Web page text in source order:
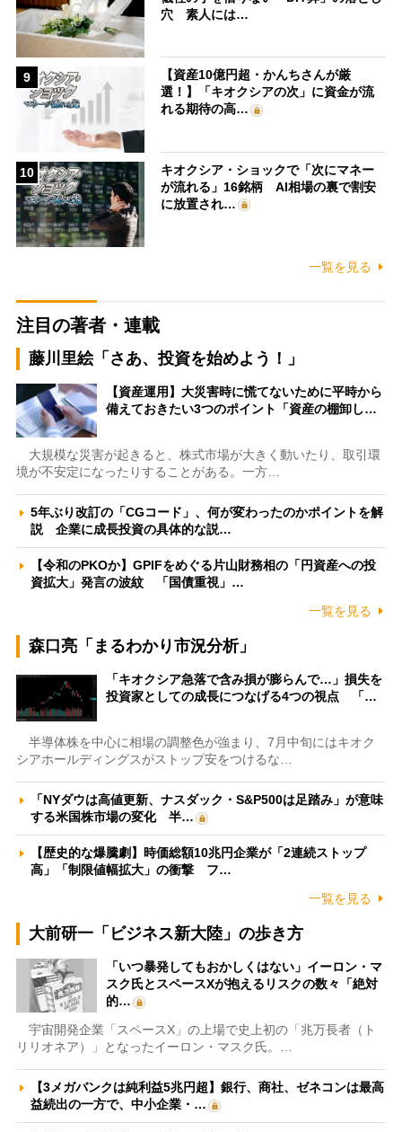
穴 素人には…
9
【資産10億円超・かんちさんが厳
選！】「キオクシアの次」に資金が流
れる期待の高…
10
キオクシア・ショックで「次にマネー
が流れる」16銘柄 AI相場の裏で割安
に放置され…
一覧を見る
注目の著者・連載
藤川里絵「さあ、投資を始めよう！」
【資産運用】大災害時に慌てないために平時から
備えておきたい3つのポイント「資産の棚卸し…
大規模な災害が起きると、株式市場が大きく動いたり、取引環
境が不安定になったりすることがある。一方…
5年ぶり改訂の「CGコード」、何が変わったのかポイントを解
説 企業に成長投資の具体的な説…
【令和のPKOか】GPIFをめぐる片山財務相の「円資産への投
資拡大」発言の波紋 「国債重視」…
一覧を見る
森口亮「まるわかり市況分析」
「キオクシア急落で含み損が膨らんで…」損失を
投資家としての成長につなげる4つの視点 「…
半導体株を中心に相場の調整色が強まり、7月中旬にはキオク
シアホールディングスがストップ安をつけるな…
「NYダウは高値更新、ナスダック・S&P500は足踏み」が意味
する米国株市場の変化 半…
【歴史的な爆騰劇】時価総額10兆円企業が「2連続ストップ
高」「制限値幅拡大」の衝撃 フ…
一覧を見る
大前研一「ビジネス新大陸」の歩き方
「いつ暴発してもおかしくはない」イーロン・マ
スク氏とスペースXが抱えるリスクの数々「絶対
的…
宇宙開発企業「スペースX」の上場で史上初の「兆万長者（ト
リリオネア）」となったイーロン・マスク氏。…
【3メガバンクは純利益5兆円超】銀行、商社、ゼネコンは最高
益続出の一方で、中小企業・…